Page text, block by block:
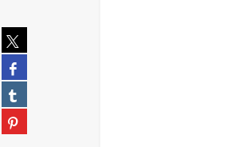
Partager
sur
twitter
(Nouvelle
fenêtre)
Partager
sur
facebook
(Nouvelle
fenêtre)
Partager
sur
tumblr
Partager
sur